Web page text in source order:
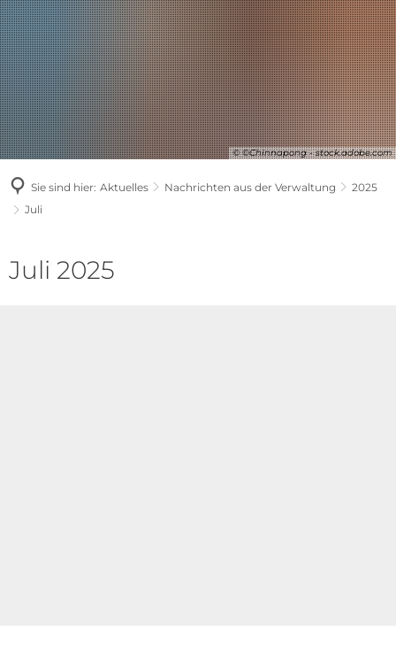
© ©Chinnapong - stock.adobe.com
Sie sind hier: Aktuelles Nachrichten aus der Verwaltung
2025
Juli
Juli
Juli 2025